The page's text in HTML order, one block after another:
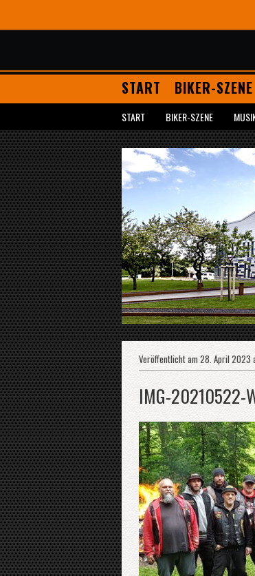
START BIKER-SZENE
START BIKER-SZENE
Veröffentlicht am28. April 2023
IMG-20210522-